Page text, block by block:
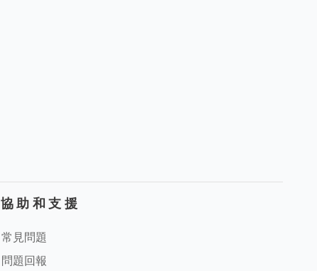
協助和支援
常見問題
問題回報